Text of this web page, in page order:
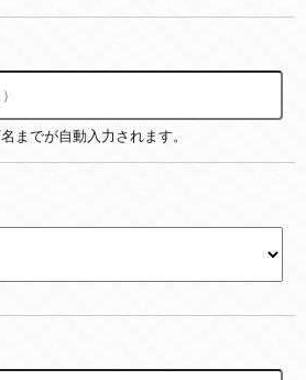
までが自動入力されます。